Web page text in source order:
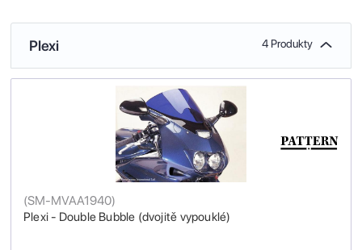
Plexi 4 Produkty
Plexi - Double Bubble (dvojitě vypouklé)
(SM-MVAA1940)